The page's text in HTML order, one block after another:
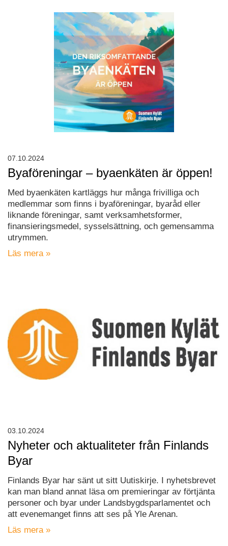
Byaföreningar – byaenkäten är öppen!
Med byaenkäten kartläggs hur många frivilliga och
medlemmar som finns i byaföreningar, byaråd eller
liknande föreningar, samt verksamhetsformer,
finansieringsmedel, sysselsättning, och gemensamma
utrymmen.
Läs mera »
07.10.2024
Nyheter och aktualiteter från Finlands
Byar
Finlands Byar har sänt ut sitt Uutiskirje. I nyhetsbrevet
kan man bland annat läsa om premieringar av förtjänta
personer och byar under Landsbygdsparlamentet och
att evenemanget finns att ses på Yle Arenan.
Läs mera »
03.10.2024